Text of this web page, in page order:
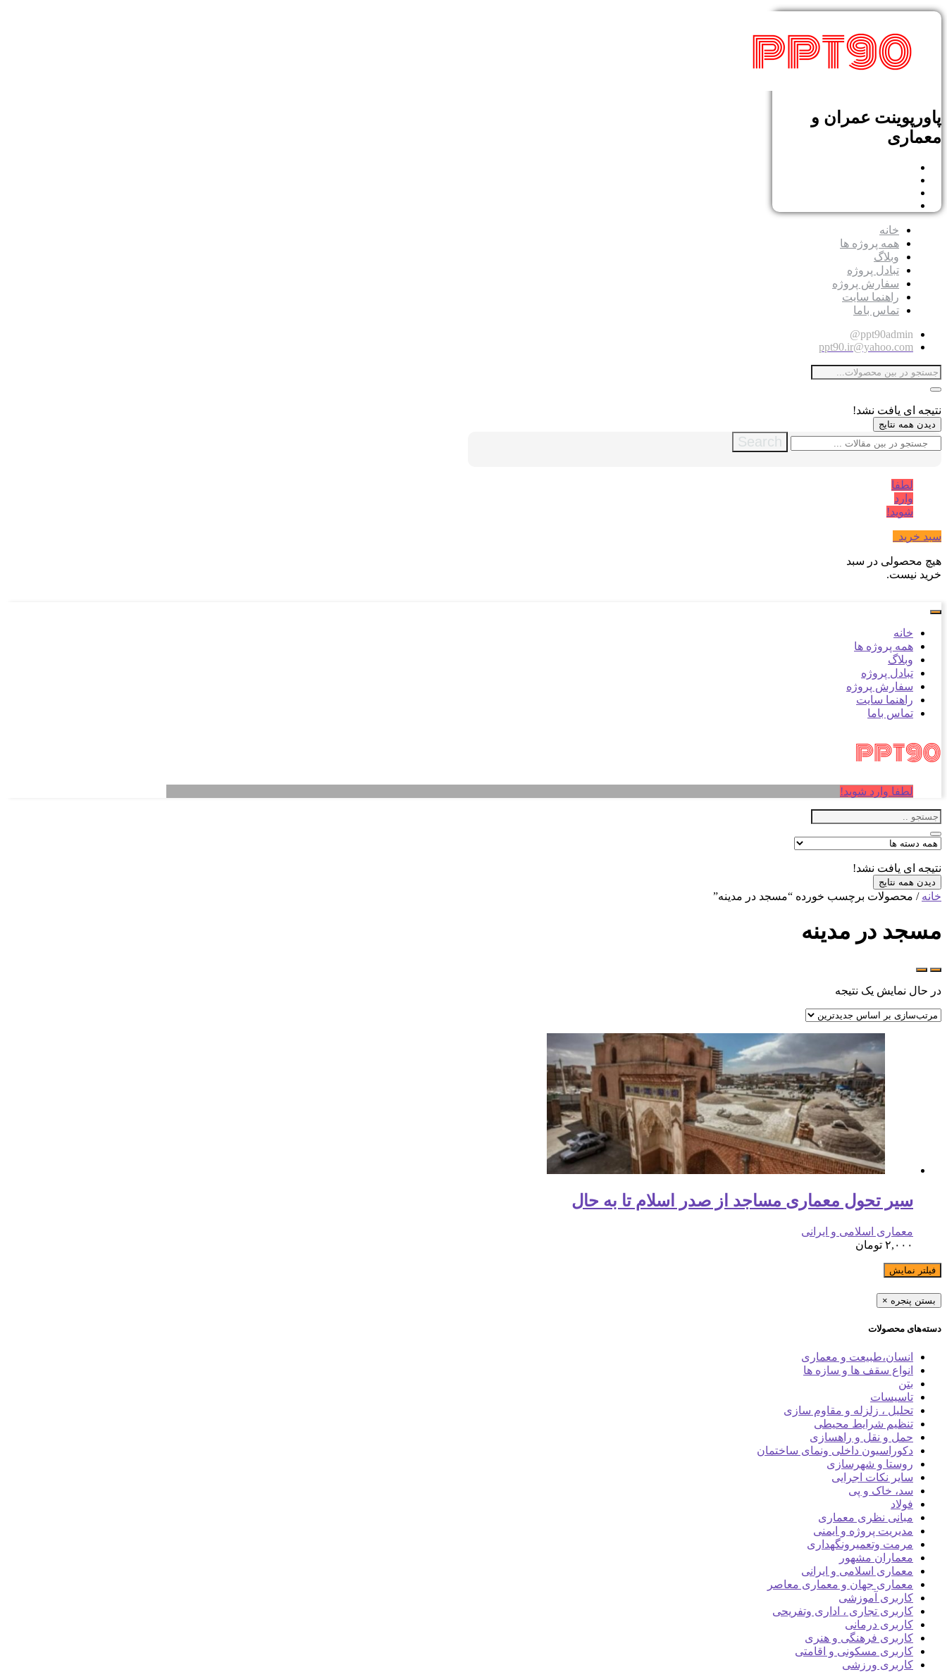
پاورپوینت عمران و
معماری
خانه
همه پروژه ها
وبلاگ
تبادل پروژه
سفارش پروژه
راهنما سایت
تماس باما
ppt90admin@
ppt90.ir@yahoo.com
نتیجه ای یافت نشد!
دیدن همه نتایج
Search
لطفا
وارد
شوید!
سبد خرید
هیچ محصولی در سبد
خرید نیست.
خانه
همه پروژه ها
وبلاگ
تبادل پروژه
سفارش پروژه
راهنما سایت
تماس باما
لطفا وارد شوید!
نتیجه ای یافت نشد!
دیدن همه نتایج
خانه / محصولات برچسب خورده “مسجد در مدینه”
مسجد در مدینه
در حال نمایش یک نتیجه
سیر تحول معماری مساجد از صدر اسلام تا به حال
معماری اسلامی و ایرانی
۲,۰۰۰ تومان
فیلتر نمایش
بستن پنجره ×
دسته‌های محصولات
انسان،طبیعت و معماری
انواع سقف ها و سازه ها
بتن
تاسیسات
تحلیل ، زلزله و مقاوم سازی
تنظیم شرایط محیطی
حمل و نقل و راهسازی
دکوراسیون داخلی ونمای ساختمان
روستا و شهرسازی
سایر نکات اجرایی
سد، خاک و پی
فولاد
مبانی نظری معماری
مدیریت پروژه و ایمنی
مرمت وتعمیرونگهداری
معماران مشهور
معماری اسلامی و ایرانی
معماری جهان و معماری معاصر
کاربری آموزشی
کاربری تجاری ، اداری وتفریحی
کاربری درمانی
کاربری فرهنگی و هنری
کاربری مسکونی و اقامتی
کاربری ورزشی